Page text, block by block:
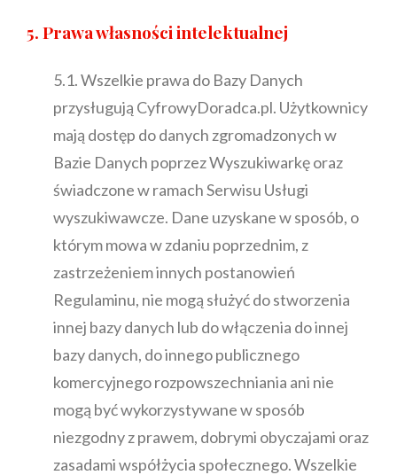
5. Prawa własności intelektualnej
5.1. Wszelkie prawa do Bazy Danych
przysługują CyfrowyDoradca.pl. Użytkownicy
mają dostęp do danych zgromadzonych w
Bazie Danych poprzez Wyszukiwarkę oraz
świadczone w ramach Serwisu Usługi
wyszukiwawcze. Dane uzyskane w sposób, o
którym mowa w zdaniu poprzednim, z
zastrzeżeniem innych postanowień
Regulaminu, nie mogą służyć do stworzenia
innej bazy danych lub do włączenia do innej
bazy danych, do innego publicznego
komercyjnego rozpowszechniania ani nie
mogą być wykorzystywane w sposób
niezgodny z prawem, dobrymi obyczajami oraz
zasadami współżycia społecznego. Wszelkie